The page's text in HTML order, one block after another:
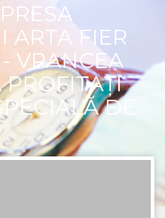
ARTA FIER
VRANCEA
DE